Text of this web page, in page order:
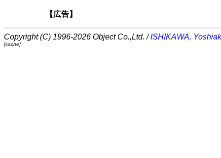
【広告】
Copyright (C) 1996-2026 Object Co.,Ltd. /ISHIKAWA,
[cache]